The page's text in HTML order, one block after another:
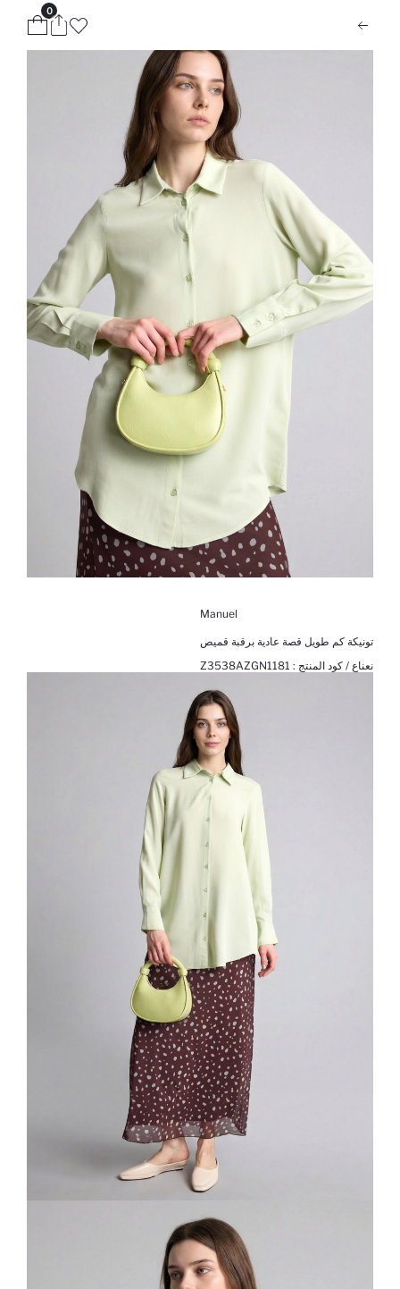
0
Manuel
تونيكة كم طويل قصة عادية برقبة قميص
نعناع / كود المنتج : Z3538AZGN1181